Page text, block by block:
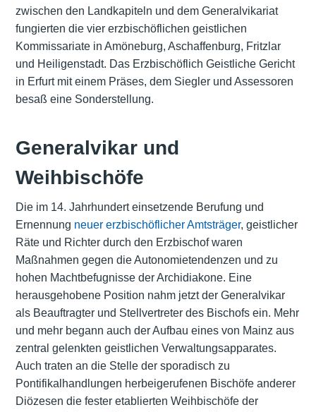
zwischen den Landkapiteln und dem Generalvikariat
fungierten die vier erzbischöflichen geistlichen
Kommissariate in Amöneburg, Aschaffenburg, Fritzlar
und Heiligenstadt. Das Erzbischöflich Geistliche Gericht
in Erfurt mit einem Präses, dem Siegler und Assessoren
besaß eine Sonderstellung.
Generalvikar und
Weihbischöfe
Die im 14. Jahrhundert einsetzende Berufung und
Ernennung neuer erzbischöflicher Amtsträger, geistlicher
Räte und Richter durch den Erzbischof waren
Maßnahmen gegen die Autonomietendenzen und zu
hohen Machtbefugnisse der Archidiakone. Eine
herausgehobene Position nahm jetzt der Generalvikar
als Beauftragter und Stellvertreter des Bischofs ein. Mehr
und mehr begann auch der Aufbau eines von Mainz aus
zentral gelenkten geistlichen Verwaltungsapparates.
Auch traten an die Stelle der sporadisch zu
Pontifikalhandlungen herbeigerufenen Bischöfe anderer
Diözesen die fester etablierten Weihbischöfe der